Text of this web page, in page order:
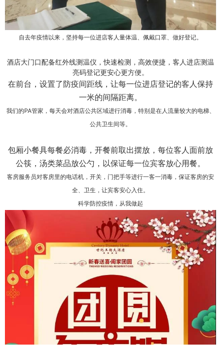
自去年疫情以来，坚持每一位进店客人量体温、佩戴口罩、做好登记。
酒店大门口配备红外线测温仪，快速检测，高效便捷，客人进店测温
亮码登记更安心更方便。
在前台，设置了防疫间距线，让每一位进店登记的客人保持
一米的间隔距离。
我们的PA管家，每天会对酒店公共区域进行消毒，特别是在人流量较大的电梯、
公共卫生间等。
包厢小餐具每餐必消毒，开餐前取出摆放，每位客人面前放
公筷，汤类菜品放公勺，以保证每一位宾客放心用餐。
客房服务员对客房里的电话机，开关，门把手等进行一客一消毒，保证客房的安
全、卫生，让宾客安心入住。
科学防控疫情，从我做起